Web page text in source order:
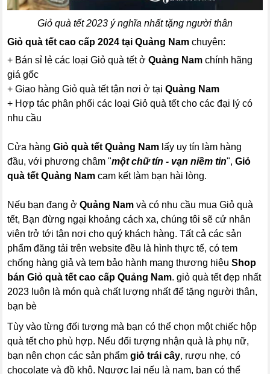
Giỏ quà tết 2023 ý nghĩa nhất tặng người thân
Giỏ quà tết cao cấp 2024 tại Quảng Namchuyên:
+ Bán sỉ lẻ các loại Giỏ quà tết ởQuảng Nam chính hãng
giá gốc
+ Giao hàng Giỏ quà tết tận nơi ở tạiQuảng Nam
+ Hợp tác phân phối các loại Giỏ quà tết cho các đại lý có
nhu cầu
Cửa hàngGiỏ quà tết Quảng Nam lấy uy tín làm hàng
đầu, với phương châm "một chữ tín - vạn niềm tin",Giỏ
quà tết Quảng Nam cam kết làm bạn hài lòng.
Nếu bạn đang ởQuảng Nam và có nhu cầu mua Giỏ quà
tết, Bạn đừng ngại khoảng cách xa, chúng tôi sẽ cử nhân
viên trở tới tận nơi cho quý khách hàng. Tất cả các sản
phẩm đăng tải trên website đều là hình thực tế, có tem
chống hàng giả và tem bảo hành mang thương hiệuShop
bán Giỏ quà tết cao cấp Quảng Nam. giỏ quà tết đẹp nhất
2023 luôn là món quà chất lượng nhất để tặng người thân,
bạn bè
Tùy vào từng đối tượng mà bạn có thể chọn một chiếc hộp
quà tết cho phù hợp. Nếu đối tượng nhận quà là phụ nữ,
bạn nên chọn các sản phẩmgiỏ trái cây, rượu nhẹ, có
chocolate và đồ khô. Ngược lại nếu là nam, bạn có thể